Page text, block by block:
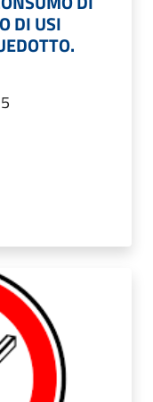
DI USI